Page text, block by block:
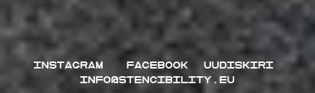
INSTAGRAM FACEBOOK
UUDISKIRI
INFO@STENCIBILITY.EU